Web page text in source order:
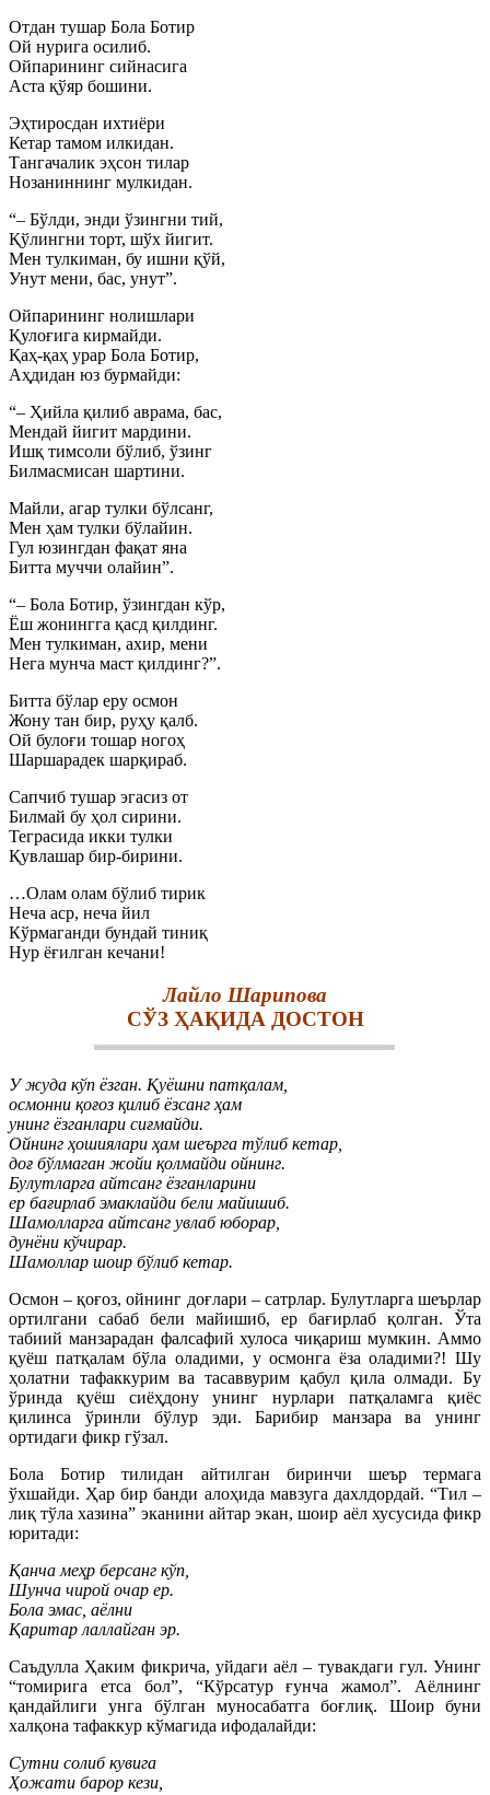
Отдан тушар Бола Ботир
Ой нурига осилиб.
Ойпарининг сийнасига
Аста қўяр бошини.
Эҳтиросдан ихтиёри
Кетар тамом илкидан.
Тангачалик эҳсон тилар
Нозаниннинг мулкидан.
“– Бўлди, энди ўзингни тий,
Қўлингни торт, шўх йигит.
Мен тулкиман, бу ишни қўй,
Унут мени, бас, унут”.
Ойпарининг нолишлари
Қулоғига кирмайди.
Қаҳ-қаҳ урар Бола Ботир,
Аҳдидан юз бурмайди:
“– Ҳийла қилиб аврама, бас,
Мендай йигит мардини.
Ишқ тимсоли бўлиб, ўзинг
Билмасмисан шартини.
Майли, агар тулки бўлсанг,
Мен ҳам тулки бўлайин.
Гул юзингдан фақат яна
Битта муччи олайин”.
“– Бола Ботир, ўзингдан кўр,
Ёш жонингга қасд қилдинг.
Мен тулкиман, ахир, мени
Нега мунча маст қилдинг?”.
Битта бўлар еру осмон
Жону тан бир, руҳу қалб.
Ой булоғи тошар ногоҳ
Шаршарадек шарқираб.
Сапчиб тушар эгасиз от
Билмай бу ҳол сирини.
Теграсида икки тулки
Қувлашар бир-бирини.
…Олам олам бўлиб тирик
Неча аср, неча йил
Кўрмаганди бундай тиниқ
Нур ёғилган кечани!
Лайло Шарипова
СЎЗ ҲАҚИДА ДОСТОН
У жуда кўп ёзган. Қуёшни патқалам,
осмонни қоғоз қилиб ёзсанг ҳам
унинг ёзганлари сиғмайди.
Ойнинг ҳошиялари ҳам шеърга тўлиб кетар,
доғ бўлмаган жойи қолмайди ойнинг.
Булутларга айтсанг ёзганларини
ер бағирлаб эмаклайди бели майишиб.
Шамолларга айтсанг увлаб юборар,
дунёни кўчирар.
Шамоллар шоир бўлиб кетар.
Осмон – қоғоз, ойнинг доғлари – сатрлар. Булутларга шеърлар
ортилгани сабаб бели майишиб, ер бағирлаб қолган. Ўта
табиий манзарадан фалсафий хулоса чиқариш мумкин. Аммо
қуёш патқалам бўла оладими, у осмонга ёза оладими?! Шу
ҳолатни тафаккурим ва тасаввурим қабул қила олмади. Бу
ўринда қуёш сиёҳдону унинг нурлари патқаламга қиёс
қилинса ўринли бўлур эди. Барибир манзара ва унинг
ортидаги фикр гўзал.
Бола Ботир тилидан айтилган биринчи шеър термага
ўхшайди. Ҳар бир банди алоҳида мавзуга дахлдордай. “Тил –
лиқ тўла хазина” эканини айтар экан, шоир аёл хусусида фикр
юритади:
Қанча меҳр берсанг кўп,
Шунча чирой очар ер.
Бола эмас, аёлни
Қаритар лаллайган эр.
Саъдулла Ҳаким фикрича, уйдаги аёл – тувакдаги гул. Унинг
“томирига етса бол”, “Кўрсатур ғунча жамол”. Аёлнинг
қандайлиги унга бўлган муносабатга боғлиқ. Шоир буни
халқона тафаккур кўмагида ифодалайди:
Сутни солиб кувига
Ҳожати барор кези,